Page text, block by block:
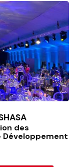
des
Développement